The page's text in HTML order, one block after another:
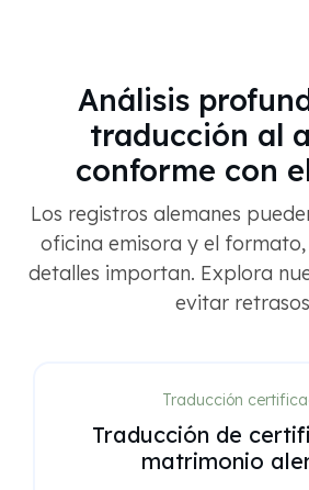
Análisis
traducción al
conforme con
Los registros alemanes
oficina emisora y el
detalles importan. Explora
evitar
Traducción
Traducción de
matrimonio